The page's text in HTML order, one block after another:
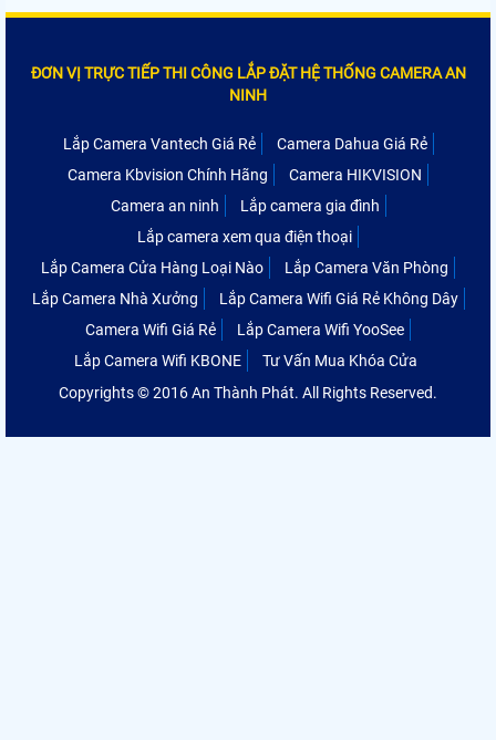
ĐƠN VỊ TRỰC TIẾP THI CÔNG LẮP ĐẶT HỆ THỐNG CAMERA AN
NINH
Lắp Camera Vantech Giá Rẻ
Camera Dahua Giá Rẻ
Camera Kbvision Chính Hãng
Camera HIKVISION
Camera an ninh
Lắp camera gia đình
Lắp camera xem qua điện thoại
Lắp Camera Cửa Hàng Loại Nào
Lắp Camera Văn Phòng
Lắp Camera Nhà Xưởng
Lắp Camera Wifi Giá Rẻ Không Dây
Camera Wifi Giá Rẻ
Lắp Camera Wifi YooSee
Lắp Camera Wifi KBONE
Tư Vấn Mua Khóa Cửa
Copyrights © 2016 An Thành Phát. All Rights Reserved.